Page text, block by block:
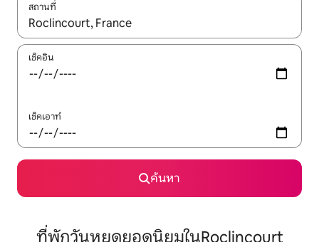
สถานที่
ใช้ลูกศรขึ้นลง หรือใช้การสัมผัสหรือปัด เพื่อสำรวจผลการค้นหา
เช็คอิน
เช็คเอาท์
ค้นหา
ที่พักวันหยุดยอดนิยมในRoclincourt